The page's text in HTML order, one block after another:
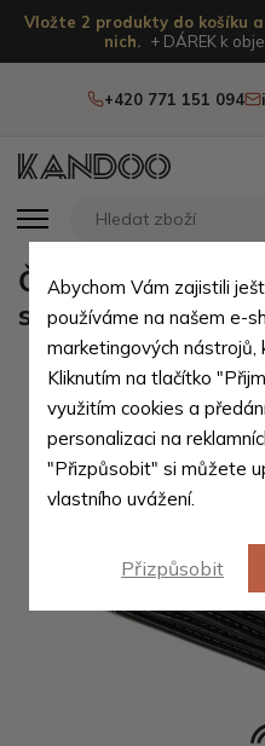
Vložte 2 produkty do košíku
nich.
+ DÁREK k
+420 771 151 094
Černá dámská
se zámečkem
Abychom Vám zajistili
používáme na našem e-
marketingových nástrojů,
Kliknutím na tlačítko
využitím cookies a
personalizaci na
"Přizpůsobit" si můžete
vlastního uvážení.
Přizpůsobit